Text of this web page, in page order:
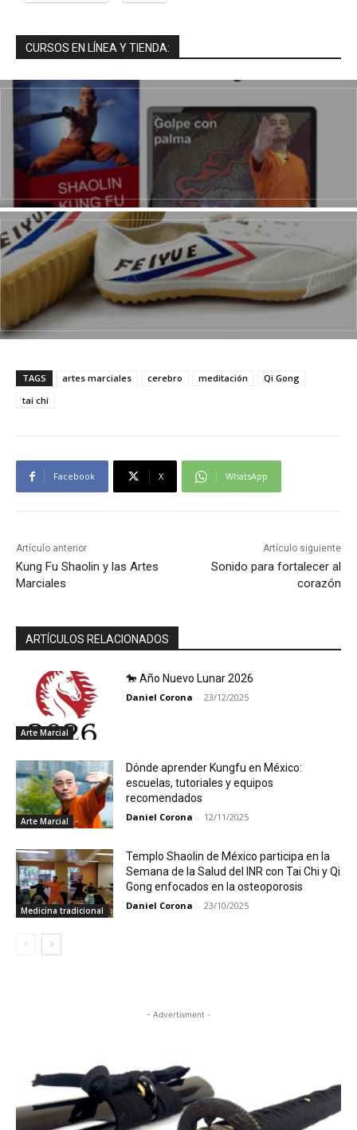
CURSOS EN LÍNEA Y TIENDA:
TAGS artes marciales cerebro meditación
Qi Gong
tai chi
Facebook X WhatsApp
Artículo anterior
Kung Fu Shaolin y las Artes
Marciales
Artículo siguiente
Sonido para fortalecer al
corazón
ARTÍCULOS RELACIONADOS
Arte Marcial
🐎 Año Nuevo Lunar 2026
Daniel Corona - 23/12/2025
Arte Marcial
Dónde aprender Kungfu en México:
escuelas, tutoriales y equipos
recomendados
Daniel Corona - 12/11/2025
Medicina tradicional
Templo Shaolin de México participa en la
Semana de la Salud del INR con Tai Chi y Qi
Gong enfocados en la osteoporosis
Daniel Corona - 23/10/2025
- Advertisment -